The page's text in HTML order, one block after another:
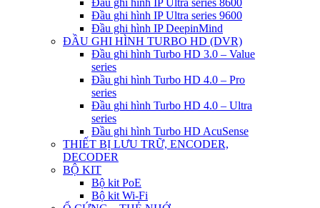
Đầu ghi hình IP Ultra series 8600
Đầu ghi hình IP Ultra series 9600
Đầu ghi hình IP DeepinMind
ĐẦU GHI HÌNH TURBO HD (DVR)
Đầu ghi hình Turbo HD 3.0 – Value
series
Đầu ghi hình Turbo HD 4.0 – Pro
series
Đầu ghi hình Turbo HD 4.0 – Ultra
series
Đầu ghi hình Turbo HD AcuSense
THIẾT BỊ LƯU TRỮ, ENCODER,
DECODER
BỘ KIT
Bộ kit PoE
Bộ kit Wi-Fi